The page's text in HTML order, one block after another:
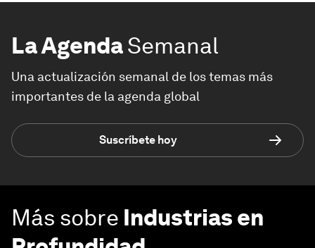
La AgendaSemanal
Una actualización semanal de los temas más
importantes de la agenda global
Suscríbete hoy
Más sobre Industrias en